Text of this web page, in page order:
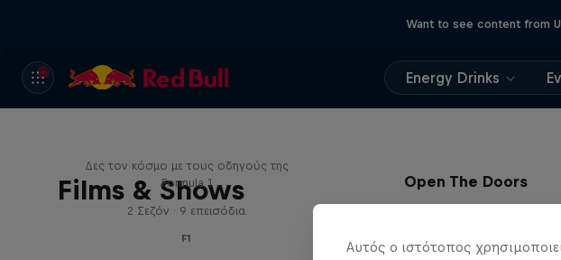
Want to see content from
Energy Drinks
Films & Shows
Δες τον κόσμο με τους οδηγούς της
Formula 1
2 Σεζόν · 9 επεισόδια
F1
Open The Doors
Αυτός ο ιστότοπος